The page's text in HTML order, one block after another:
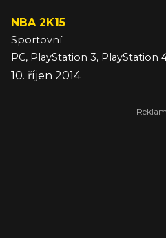
NBA 2K15
Sportovní
PC, PlayStation 3, PlayStation
10. říjen 2014